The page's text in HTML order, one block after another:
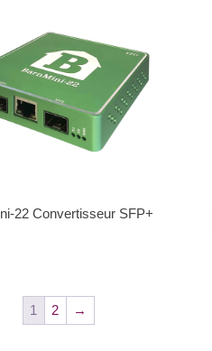
22 Convertisseur SFP+
1 2 →